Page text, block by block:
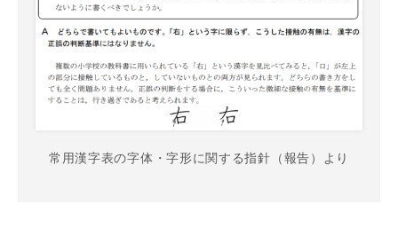
常用漢字表の字体・字形に関する指針（報告）より